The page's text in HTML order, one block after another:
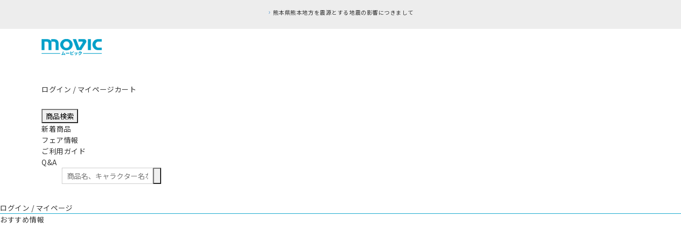
ログイン / マイページカート
商品検索
新着商品
フェア情報
ご利用ガイド
Q&A
ログイン / マイページ
おすすめ情報